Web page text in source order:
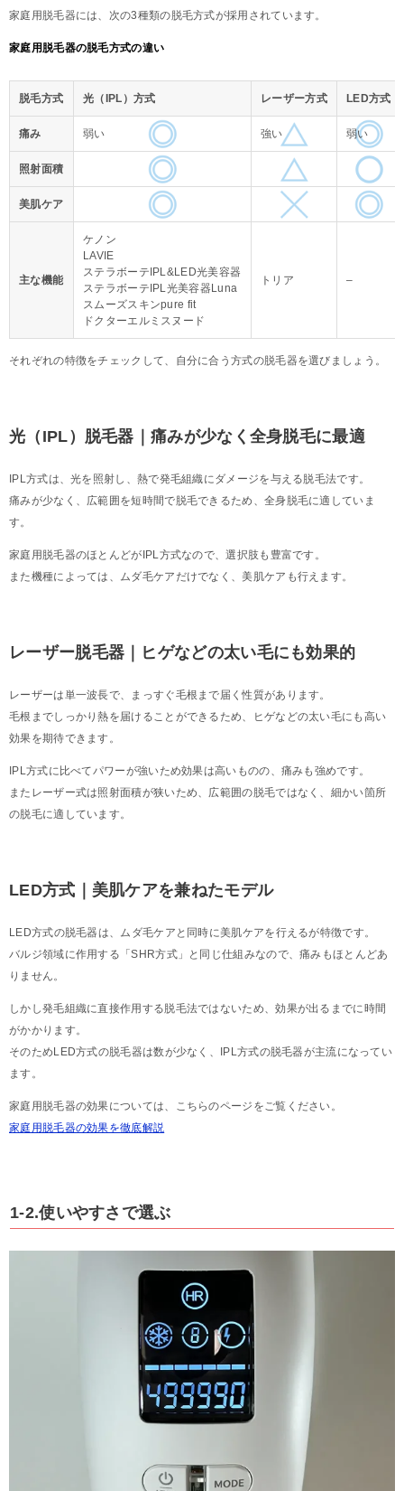
家庭用脱毛器には、次の3種類の脱毛方式が採用されています。
家庭用脱毛器の脱毛方式の違い
脱毛方式 光（IPL）方式 レーザー方式 LED方式
痛み 弱い 強い 弱い
照射面積
美肌ケア
主な機能
ケノン
LAVIE
ステラボーテIPL&LED光美容器
ステラボーテIPL光美容器Luna
スムーズスキンpure fit
ドクターエルミスヌード
トリア –
それぞれの特徴をチェックして、自分に合う方式の脱毛器を選びましょう。
光（IPL）脱毛器｜痛みが少なく全身脱毛に最適
IPL方式は、光を照射し、熱で発毛組織にダメージを与える脱毛法です。
痛みが少なく、広範囲を短時間で脱毛できるため、全身脱毛に適していま
す。
家庭用脱毛器のほとんどがIPL方式なので、選択肢も豊富です。
また機種によっては、ムダ毛ケアだけでなく、美肌ケアも行えます。
レーザー脱毛器｜ヒゲなどの太い毛にも効果的
レーザーは単一波長で、まっすぐ毛根まで届く性質があります。
毛根までしっかり熱を届けることができるため、ヒゲなどの太い毛にも高い
効果を期待できます。
IPL方式に比べてパワーが強いため効果は高いものの、痛みも強めです。
またレーザー式は照射面積が狭いため、広範囲の脱毛ではなく、細かい箇所
の脱毛に適しています。
LED方式｜美肌ケアを兼ねたモデル
LED方式の脱毛器は、ムダ毛ケアと同時に美肌ケアを行えるが特徴です。
バルジ領域に作用する「SHR方式」と同じ仕組みなので、痛みもほとんどあ
りません。
しかし発毛組織に直接作用する脱毛法ではないため、効果が出るまでに時間
がかかります。
そのためLED方式の脱毛器は数が少なく、IPL方式の脱毛器が主流になってい
ます。
家庭用脱毛器の効果については、こちらのページをご覧ください。
家庭用脱毛器の効果を徹底解説
1-2.使いやすさで選ぶ